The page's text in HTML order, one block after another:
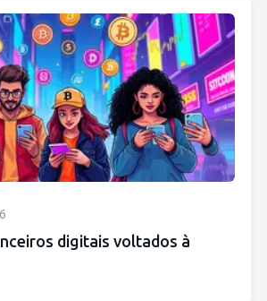
digitais voltados à